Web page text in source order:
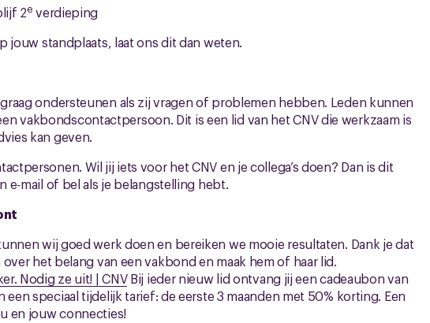
2e verdieping
jouw standplaats, laat ons dit dan weten.
ondersteunen als zij vragen of problemen hebben. Leden kunnen
vakbondscontactpersoon. Dit is een lid van het CNV die werkzaam is
kan geven.
Wil jij iets voor het CNV en je collega’s doen? Dan is dit
e-mail of bel als je belangstelling hebt.
wij goed werk doen en bereiken we mooie resultaten. Dank je dat
het belang van een vakbond en maak hem of haar lid.
Nodig ze uit! | CNVBij ieder nieuw lid ontvang jij een cadeaubon van
speciaal tijdelijk tarief: de eerste 3 maanden met 50% korting. Een
en jouw connecties!